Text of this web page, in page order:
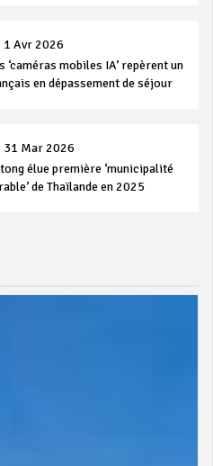
1 Avr 2026
‘caméras mobiles IA’ repèrent un
en dépassement de séjour
31 Mar 2026
élue première ‘municipalité
de Thaïlande en 2025